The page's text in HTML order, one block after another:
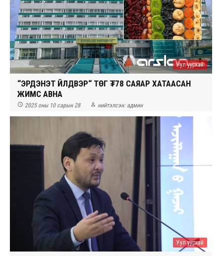
Уул уурхай
“ЭРДЭНЭТ ҮЙЛДВЭР“ ТӨҮГ ₮78 САЯАР ХАТААСАН
ЖИМС АВНА
 2025 оны 10 сарын 28  нийтэлсэн: админ
Уул уурхай